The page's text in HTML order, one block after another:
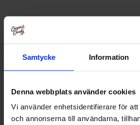
Samtycke Information
Denna webbplats använder cookies
Vi använder enhetsidentifierare för
och annonserna till användarna,
Relaterte